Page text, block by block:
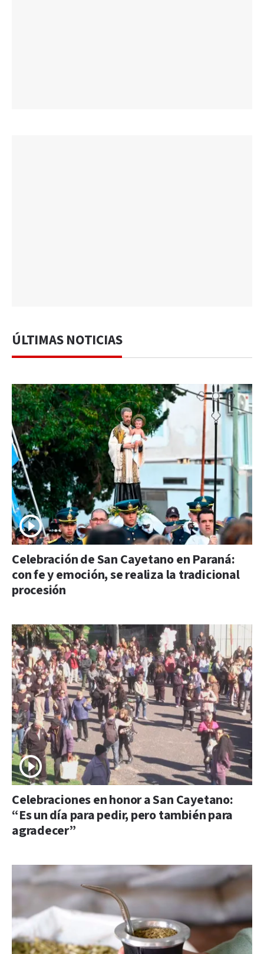
ÚLTIMAS NOTICIAS
Celebración de San Cayetano en Paraná:
con fe y emoción, se realiza la tradicional
procesión
Celebraciones en honor a San Cayetano:
“Es un día para pedir, pero también para
agradecer”